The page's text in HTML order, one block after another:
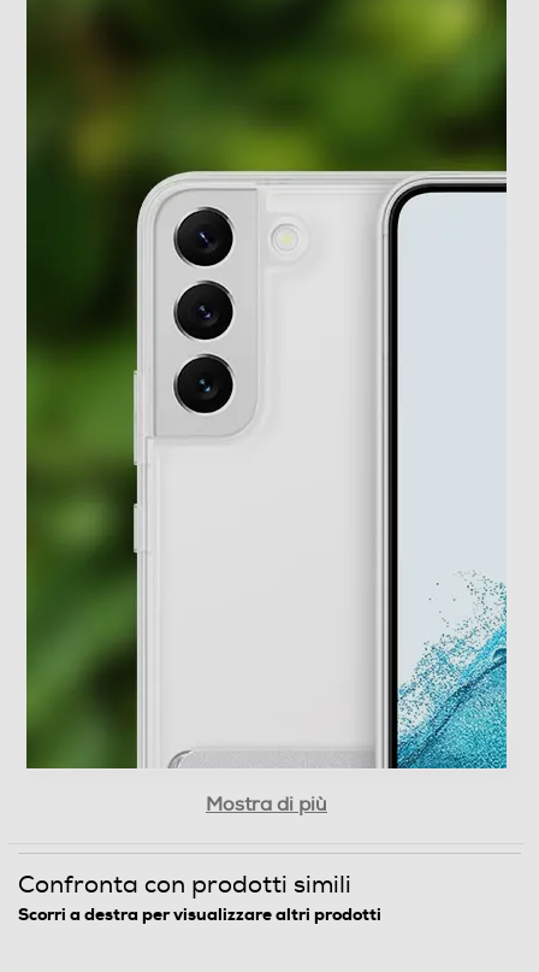
Mostra di più
Confronta con prodotti simili
Scorri a destra per visualizzare altri prodotti